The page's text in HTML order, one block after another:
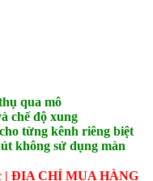
qua mô
chế độ xung
từng kênh riêng biệt
không sử dụng màn
| ĐỊA CHỈ MUA HÀNG